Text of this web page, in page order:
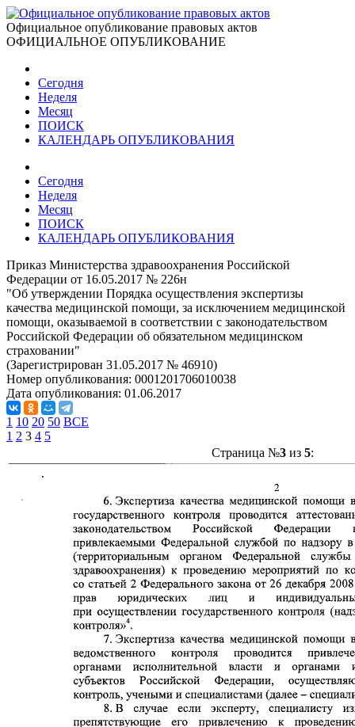
Официальное опубликование правовых актов
ОФИЦИАЛЬНОЕ ОПУБЛИКОВАНИЕ
Сегодня
Неделя
Месяц
ПОИСК
КАЛЕНДАРЬ ОПУБЛИКОВАНИЯ
Сегодня
Неделя
Месяц
ПОИСК
КАЛЕНДАРЬ ОПУБЛИКОВАНИЯ
Приказ Министерства здравоохранения Российской
Федерации от 16.05.2017 № 226н
"Об утверждении Порядка осуществления экспертизы
качества медицинской помощи, за исключением медицинской
помощи, оказываемой в соответствии с законодательством
Российской Федерации об обязательном медицинском
страховании"
(Зарегистрирован 31.05.2017 № 46910)
Номер опубликования: 0001201706010038
Дата опубликования: 01.06.2017
1 10 20 50 ВСЕ
1 2 3 4 5
Страница №3из 5: